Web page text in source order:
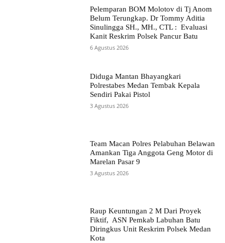
Pelemparan BOM Molotov di Tj Anom
Belum Terungkap. Dr Tommy Aditia
Sinulingga SH., MH., CTL : Evaluasi
Kanit Reskrim Polsek Pancur Batu
6 Agustus 2026
Diduga Mantan Bhayangkari
Polrestabes Medan Tembak Kepala
Sendiri Pakai Pistol
3 Agustus 2026
Team Macan Polres Pelabuhan Belawan
Amankan Tiga Anggota Geng Motor di
Marelan Pasar 9
3 Agustus 2026
Raup Keuntungan 2 M Dari Proyek
Fiktif, ASN Pemkab Labuhan Batu
Diringkus Unit Reskrim Polsek Medan
Kota